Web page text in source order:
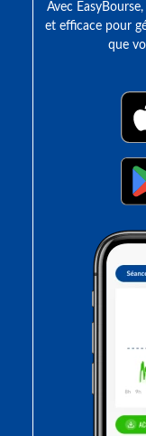
Avec
et efficace pour
que